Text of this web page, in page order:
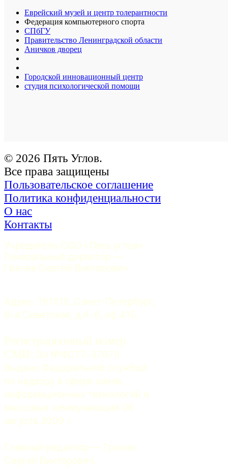
Еврейский музей и центр толерантности
Федерация компьютерного спорта
СПбГУ
Правительство Ленинградской области
Аничков дворец
Городской инновационный центр
студия психологической помощи
© 2026 Пять Углов.
Все права защищены
Пользовательское соглашение
Политика конфиденциальности
О нас
Контакты
Учредитель ООО «Пять углов».
Генеральный директор —
Грачев Сергей Викторович
Адрес: 191015, Санкт-Петербург,
9-я Советская, д.4-6, оф.415
Регистрационный номер
СМИ: Эл №ФС77-37070.
Выдано Федеральной службой
по надзору в сфере связи,
информационных технологий и
массовых коммуникаций 06
августа 2009 г.
Главный редактор — Грачев
Сергей Викторович.